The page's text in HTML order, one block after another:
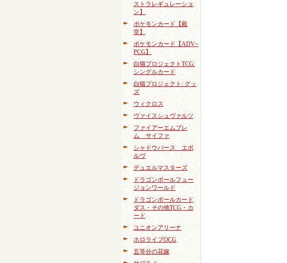
ストラレギュレーショ
ン】
ポケモンカード【殿
堂】
ポケモンカード【ADV~
PCG】
白猫プロジェクトTCG:
シングルカード
白猫プロジェクト: グッ
ズ
ウィクロス
ヴァイスシュヴァルツ
ファイアーエムブレ
ム サイファ
シャドウバース エボ
ルヴ
デュエルマスターズ
ドラゴンボールフュー
ジョンワールド
ドラゴンボールカード
ダス・その他TCG・カ
ード
ユニオンアリーナ
ホロライブOCG
五等分の花嫁